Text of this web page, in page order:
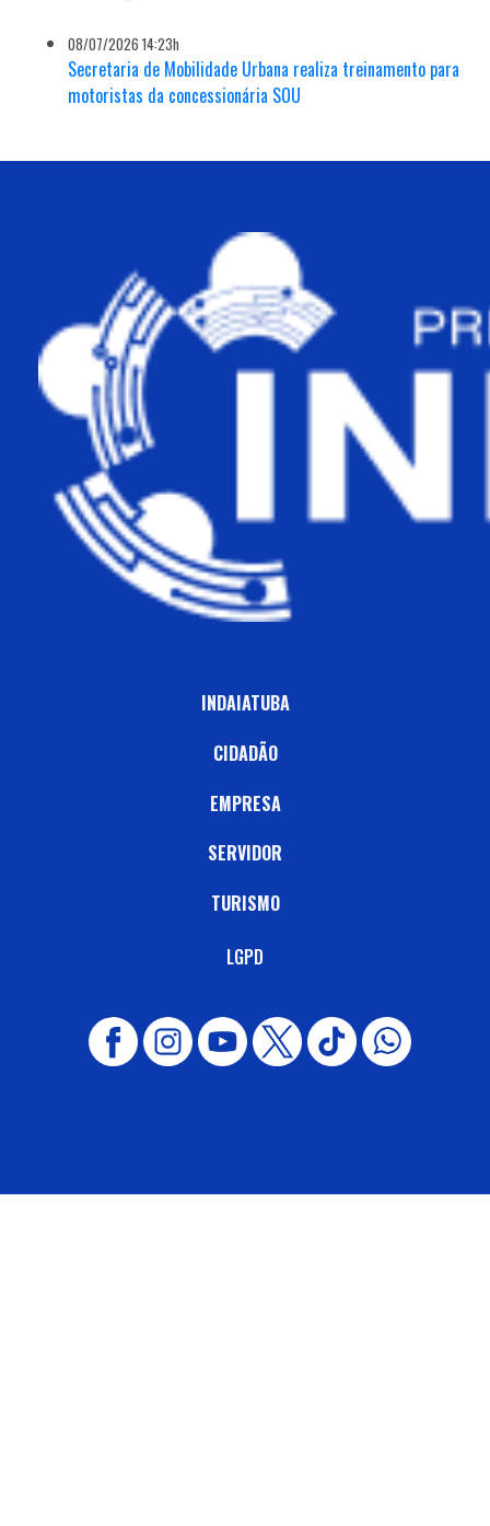
08/07/2026 14:23h
Secretaria de Mobilidade Urbana realiza treinamento para
motoristas da concessionária SOU
INDAIATUBA
CIDADÃO
EMPRESA
SERVIDOR
TURISMO
LGPD